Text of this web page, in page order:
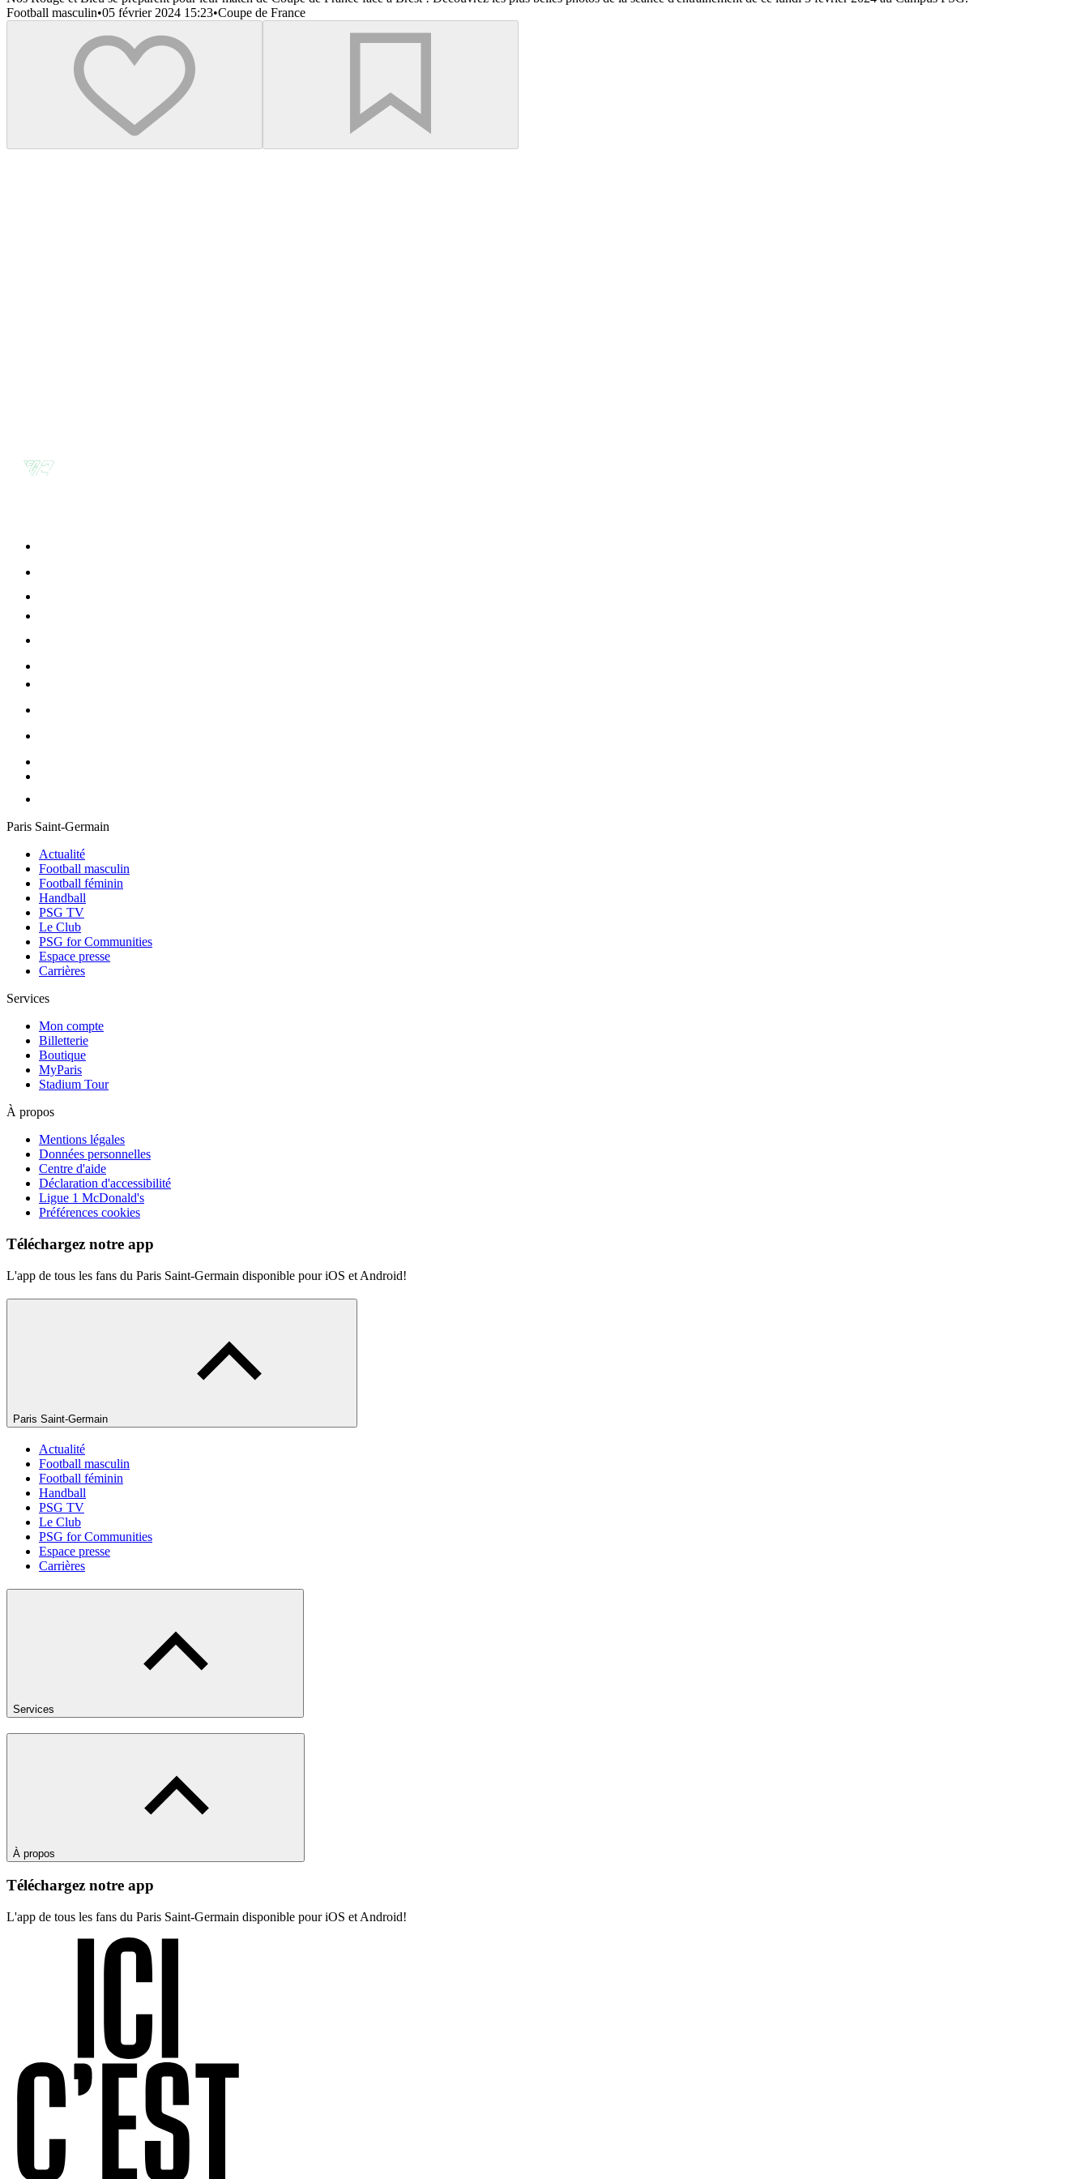
Football masculin•05 février 2024 15:23•Coupe de France
Paris Saint-Germain
Actualité
Football masculin
Football féminin
Handball
PSG TV
Le Club
PSG for Communities
Espace presse
Carrières
Services
Mon compte
Billetterie
Boutique
MyParis
Stadium Tour
À propos
Mentions légales
Données personnelles
Centre d'aide
Déclaration d'accessibilité
Ligue 1 McDonald's
Préférences cookies
Téléchargez notre app
L'app de tous les fans du Paris Saint-Germain disponible pour iOS et Android!
Paris Saint-Germain
Actualité
Football masculin
Football féminin
Handball
PSG TV
Le Club
PSG for Communities
Espace presse
Carrières
Services
À propos
Téléchargez notre app
L'app de tous les fans du Paris Saint-Germain disponible pour iOS et Android!